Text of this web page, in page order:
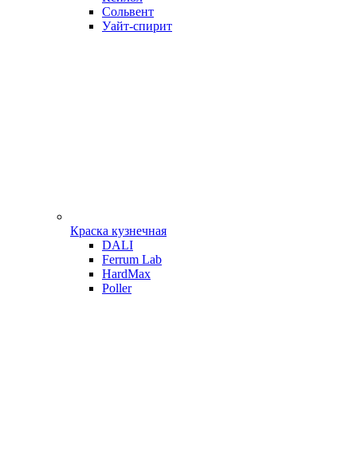
Сольвент
Уайт-спирит
Краска кузнечная
DALI
Ferrum Lab
HardMax
Poller